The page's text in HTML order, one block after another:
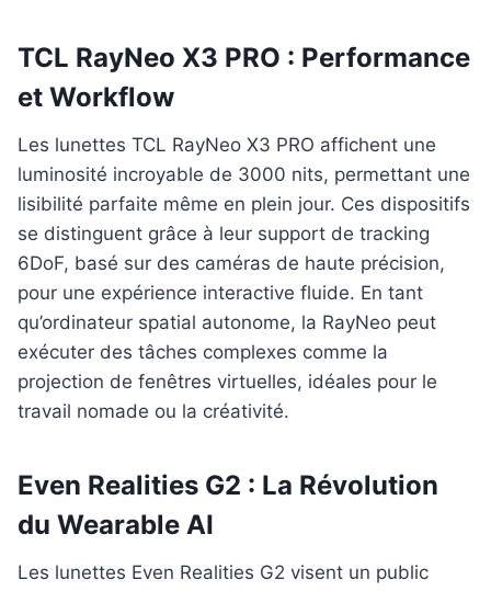
TCL RayNeo X3 PRO : Performance
et Workflow
Les lunettes TCL RayNeo X3 PRO affichent une
luminosité incroyable de 3000 nits, permettant une
lisibilité parfaite même en plein jour. Ces dispositifs
se distinguent grâce à leur support de tracking
6DoF, basé sur des caméras de haute précision,
pour une expérience interactive fluide. En tant
qu’ordinateur spatial autonome, la RayNeo peut
exécuter des tâches complexes comme la
projection de fenêtres virtuelles, idéales pour le
travail nomade ou la créativité.
Even Realities G2 : La Révolution
du Wearable AI
Les lunettes Even Realities G2 visent un public